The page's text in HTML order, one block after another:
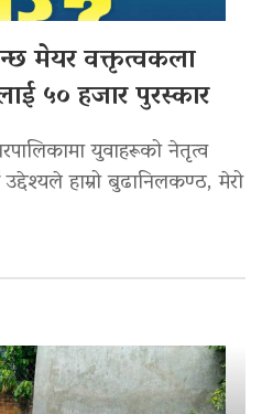
मेयर वक्तृत्वकला
५० हजार पुरस्कार
युवाहरूको नेतृत्व
हाम्रो बुढानिलकण्ठ, मेरो